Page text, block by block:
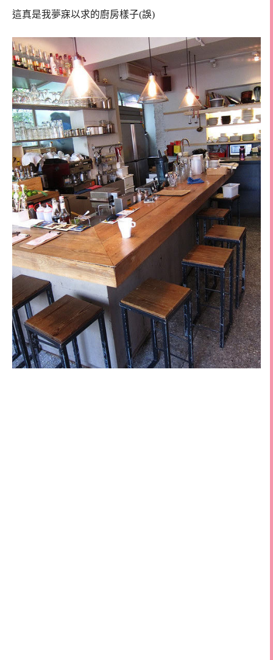
這真是我夢寐以求的廚房樣子(誤)